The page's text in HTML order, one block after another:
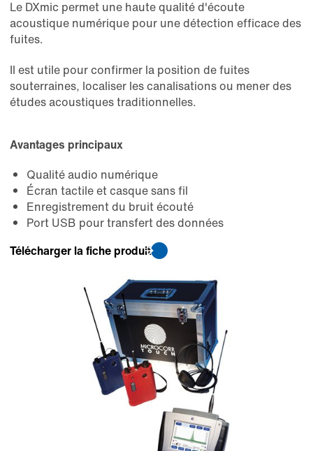
Le DXmic permet une haute qualité d'écoute
acoustique numérique pour une détection efficace des
fuites.
Il est utile pour confirmer la position de fuites
souterraines, localiser les canalisations ou mener des
études acoustiques traditionnelles.
Avantages principaux
Qualité audio numérique
Écran tactile et casque sans fil
Enregistrement du bruit écouté
Port USB pour transfert des données
Télécharger la fiche produit